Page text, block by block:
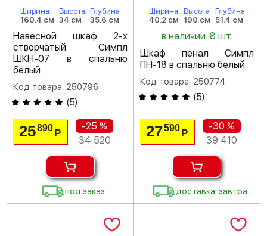
Ширина
160.4 см
Высота
34 см
Глубина
35.6 см
Навесной шкаф 2-х
створчатый Симпл
ШКН-07 в спальню
белый
Код товара: 250796
(5)
25890Р
-25 %
34 520
под заказ
Ширина
40.2 см
Высота
190 см
Глубина
51.4 см
в наличии: 8 шт.
Шкаф пенал Симпл
ПН-18 в спальню белый
Код товара: 250774
(5)
27590 Р
-30 %
39 410
доставка: завтра